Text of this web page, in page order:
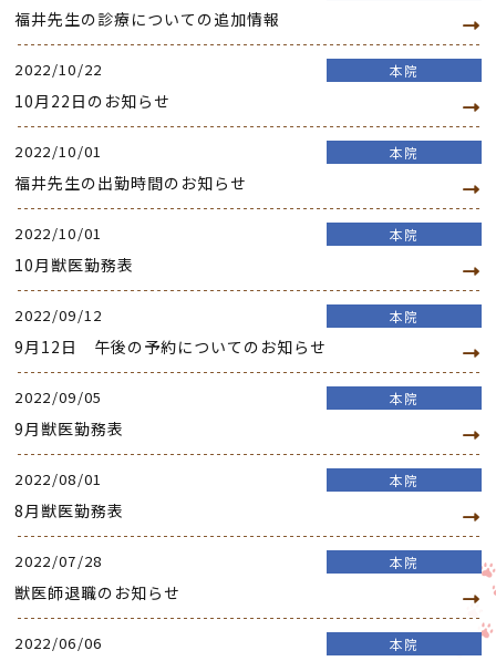
福井先生の診療についての追加情報
2022/10/22 本院
10月22日のお知らせ
2022/10/01 本院
福井先生の出勤時間のお知らせ
2022/10/01 本院
10月獣医勤務表
2022/09/12 本院
9月12日 午後の予約についてのお知らせ
2022/09/05 本院
9月獣医勤務表
2022/08/01 本院
8月獣医勤務表
2022/07/28 本院
獣医師退職のお知らせ
2022/06/06 本院